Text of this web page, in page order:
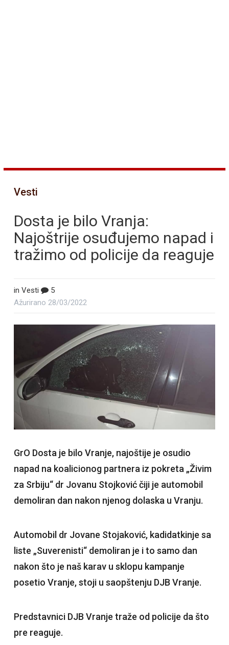
Vesti
Dosta je bilo Vranja:
Najoštrije osuđujemo napad i
tražimo od policije da reaguje
in Vesti
5
Ažurirano 28/03/2022
GrO Dosta je bilo Vranje, najoštije je osudio
napad na koalicionog partnera iz pokreta „Živim
za Srbiju“ dr Jovanu Stojković čiji je automobil
demoliran dan nakon njenog dolaska u Vranju.
Automobil dr Jovane Stojaković, kadidatkinje sa
liste „Suverenisti“ demoliran je i to samo dan
nakon što je naš karav u sklopu kampanje
posetio Vranje, stoji u saopštenju DJB Vranje.
Predstavnici DJB Vranje traže od policije da što
pre reaguje.